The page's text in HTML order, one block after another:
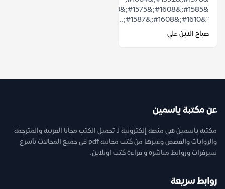
"&#1610;&#1608;&#1587;...
صباح الدين علي
عن مكتبة ياسمين
مكتبة ياسمين هي منصة إلكترونية لـ تحميل الكتب مجانا العربية والمترجمة
والروايات والقصص وغيرها من كتب مجانية pdf فى جميع المجالات بأسرع
سيرفرات وروابط مباشرة و قراءة كتب اونلاين.
روابط سريعة